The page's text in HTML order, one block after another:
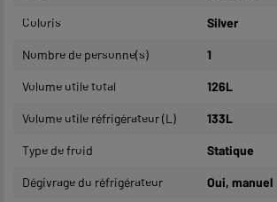
Coloris Silver
Nombre de personne(s) 1
Volume utile total 126L
Volume utile réfrigérateur (L) 133L
Type de froid Statique
Dégivrage du réfrigérateur Oui, manuel